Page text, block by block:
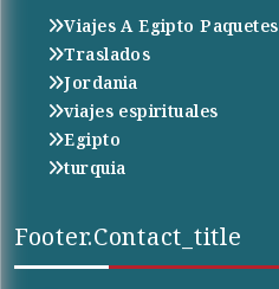
Viajes A Egipto Paquetes
Traslados
Jordania
viajes espirituales
Egipto
turquia
Footer.contact_title